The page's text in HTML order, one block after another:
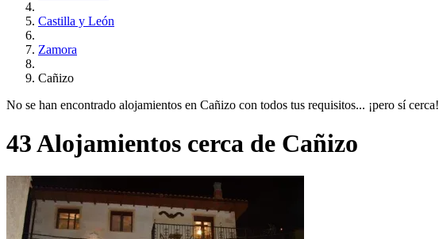
Castilla y León
Zamora
Cañizo
No se han encontrado alojamientos en Cañizo con todos tus requisitos... ¡pero sí cerca!
43 Alojamientos cerca de Cañizo